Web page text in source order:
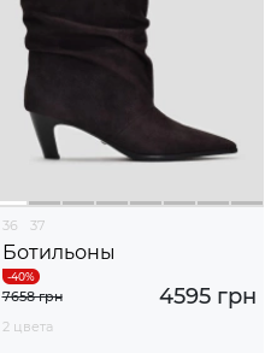
36 37
Ботильоны
4595 грн
7658 грн
2 цвета